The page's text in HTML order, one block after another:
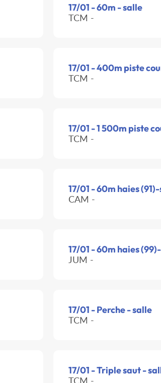
17/01 - 60m - salle
TCM -
17/01 - 400m piste
TCM -
17/01 - 1 500m piste
TCM -
17/01 - 60m haies
CAM -
17/01 - 60m haies
JUM -
17/01 - Perche - salle
TCM -
17/01 - Triple saut -
TCM -